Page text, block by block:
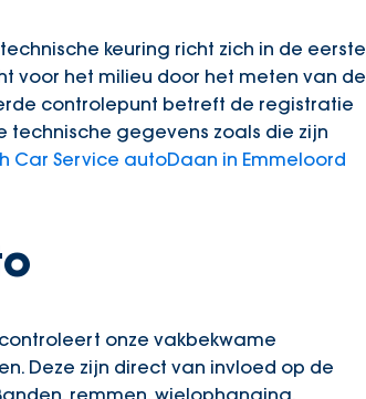
keuring richt zich in de eerste
voor het milieu door het meten van de
controlepunt betreft de registratie
technische gegevens zoals die zijn
Car Service autoDaan in Emmeloord
onze vakbekwame
Deze zijn direct van invloed op de
remmen, wielophanging,